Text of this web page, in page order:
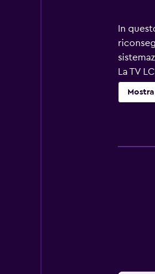
In
La TV